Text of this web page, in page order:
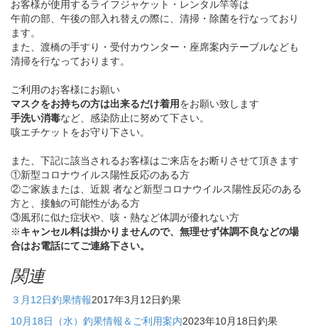
お客様が使用するライフジャケット・レンタル竿等は
午前の部、午後の部入れ替えの際に、清掃・ 除菌を行なっており
ます。
また、渡橋の手すり・受付カウンター・ 座席案内テーブルなども
清掃を行なっております。
ご利用のお客様にお願い
マスクをお持ちの方は出来るだけ着用をお願い致します
手洗い消毒など、感染防止に努めて下さい。
咳エチケットをお守り下さい。
また、下記に該当されるお客様はご来店をお断りさせて頂きます
①新型コロナウイルス陽性反応のある方
②ご家族または、 近親 者など新型コロナウイルス陽性反応のある
方と、 接触の可能性がある方
③風邪に似た症状や、咳・熱など体調が優れない方
※キャンセル料は掛かりませんので、無理せず体調不良などの場
合はお電話にてご連絡下さい。
関連
３月12日釣果情報2017年3月12日釣果
10月18日（水）釣果情報＆ご利用案内2023年10月18日釣果